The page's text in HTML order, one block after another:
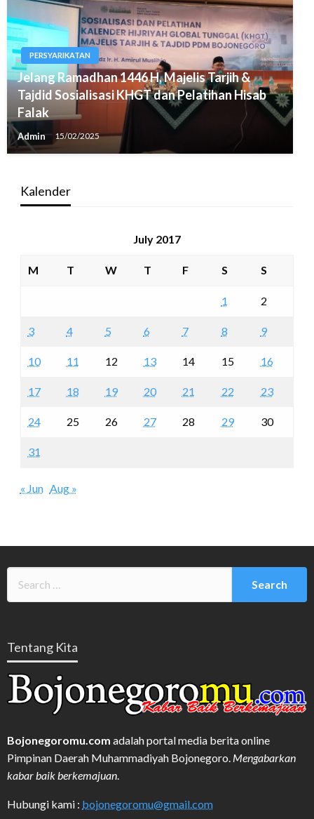
PERSYARIKATAN
Jelang Ramadhan 1446 H, Majelis Tarjih &
Tajdid Sosialisasi KHGT dan Pelatihan Hisab
Falak
Admin 15/02/2025
Kalender
July 2017
M T W T F S S
1 2
3 4 5 6 7 8 9
10 11 12 13 14 15 16
17 18 19 20 21 22 23
24 25 26 27 28 29 30
31
« Jun Aug »
Tentang Kita
Bojonegoromu.com adalah portal media berita online
Pimpinan Daerah Muhammadiyah Bojonegoro. Mengabarkan
kabar baik berkemajuan.
Hubungi kami : bojonegoromu@gmail.com